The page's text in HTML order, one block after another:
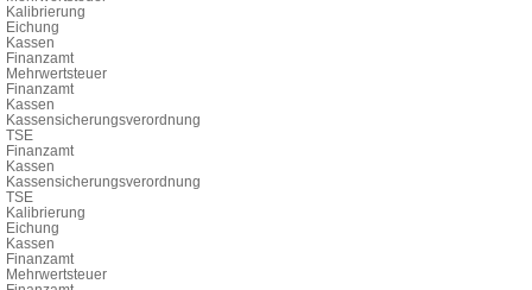
Kalibrierung
Eichung
Kassen
Finanzamt
Mehrwertsteuer
Finanzamt
Kassen
Kassensicherungsverordnung
TSE
Finanzamt
Kassen
Kassensicherungsverordnung
TSE
Kalibrierung
Eichung
Kassen
Finanzamt
Mehrwertsteuer